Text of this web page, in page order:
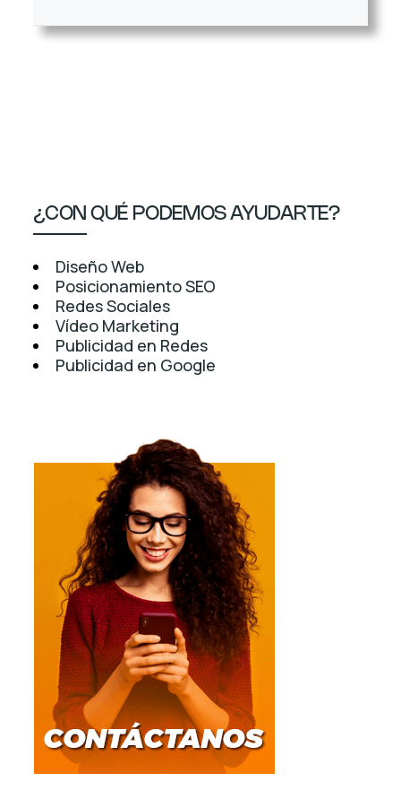
¿CON QUÉ PODEMOS AYUDARTE?
Diseño Web
Posicionamiento SEO
Redes Sociales
Vídeo Marketing
Publicidad en Redes
Publicidad en Google